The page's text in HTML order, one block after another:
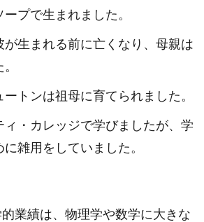
プで生まれました。
が生まれる前に亡くなり、母親は
トンは祖母に育てられました。
ィ・カレッジで学びましたが、学
雑用をしていました。
業績は、物理学や数学に大きな